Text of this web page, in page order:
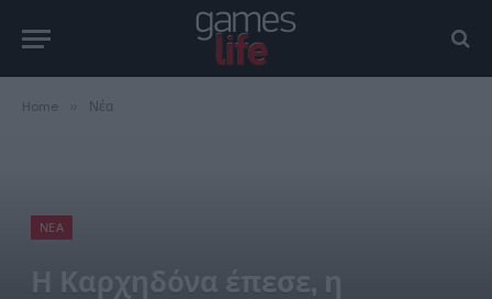
Home Νέα
ΝΈΑ
Η Καρχηδόνα έπεσε, η